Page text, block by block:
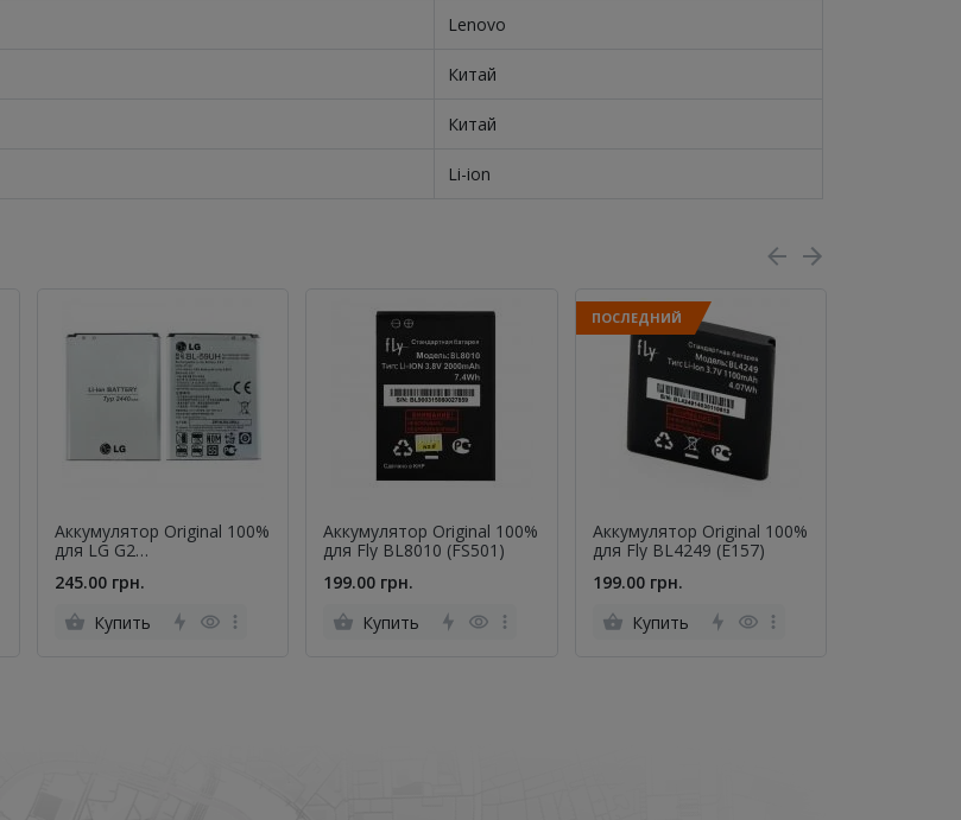
Lenovo
Китай
Китай
Li-ion
Аккумулятор Original 100%
для LG G2
(BL-59UH)
245.00 грн.
Купить
Аккумулятор Original 100%
для Fly BL8010 (FS501)
199.00 грн.
Купить
ПОСЛЕДНИЙ
Аккумулятор Original 100%
для Fly BL4249 (E157)
199.00 грн.
Купить